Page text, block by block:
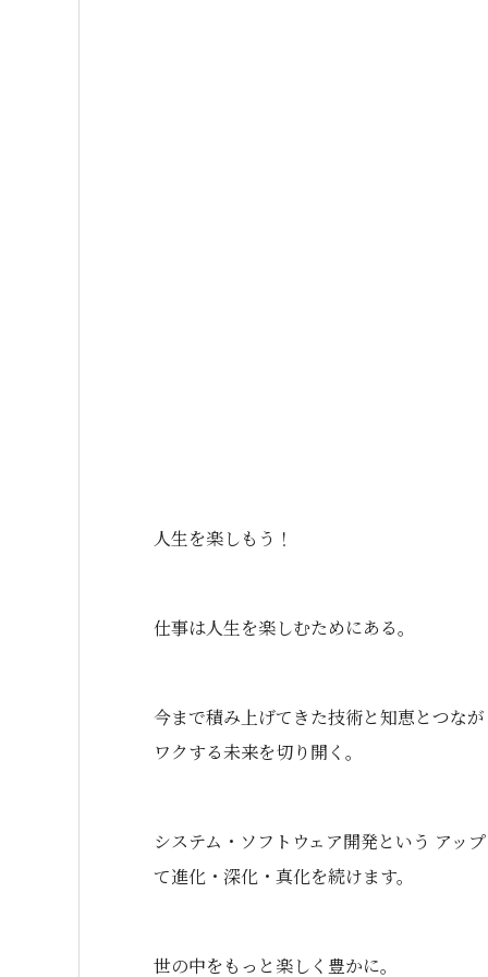
人生を楽しもう！
仕事は人生を楽しむためにある。
今まで積み上げてきた技術と知恵とつな
ワクする未来を切り開く。
システム・ソフトウェア開発という アッ
て進化・深化・真化を続けます。
世の中をもっと楽しく豊かに。